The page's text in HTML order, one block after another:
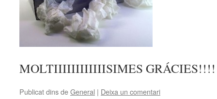
MOLTIIIIIIIIIIIISIMES GRÁCIES!!!!
Publicat dins deGeneral | Deixa un comentari